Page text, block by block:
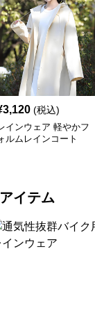
3,120 (税込)
インウェア 軽やかフ
ルムレインコート
イテム